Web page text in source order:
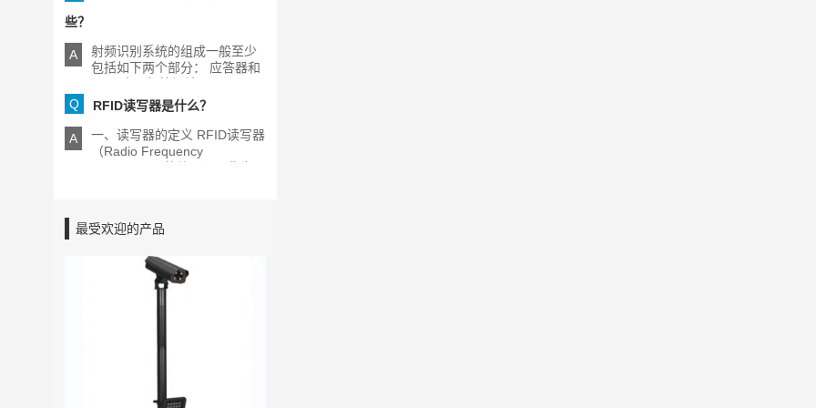
些？
A
射频识别系统的组成一般至少
包括如下两个部分： 应答器和
Q
RFID读写器是什么？
A
一、读写器的定义 RFID读写器
（Radio Frequency
最受欢迎的产品